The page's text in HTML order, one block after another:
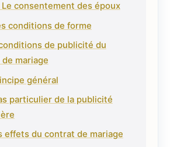
Le consentement des époux
conditions de forme
de publicité du
mariage
général
particulier de la publicité
effets du contrat de mariage